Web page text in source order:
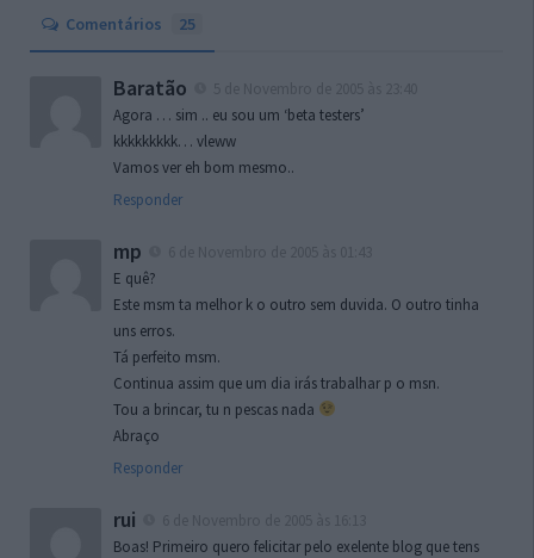
Comentários 25
Baratão
Agora … sim .. eu sou um ‘beta testers’
kkkkkkkkk… vleww
Vamos ver eh bom mesmo..
Responder
mp
E quê?
Este msm ta melhor k o outro sem duvida. O outro tinha
uns erros.
Tá perfeito msm.
Continua assim que um dia irás trabalhar p o msn.
Tou a brincar, tu n pescas nada
Abraço
Responder
rui
Boas! Primeiro quero felicitar pelo exelente blog que tens